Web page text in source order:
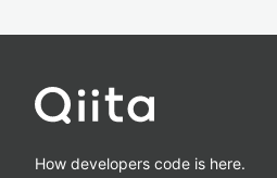
How developers code is here.